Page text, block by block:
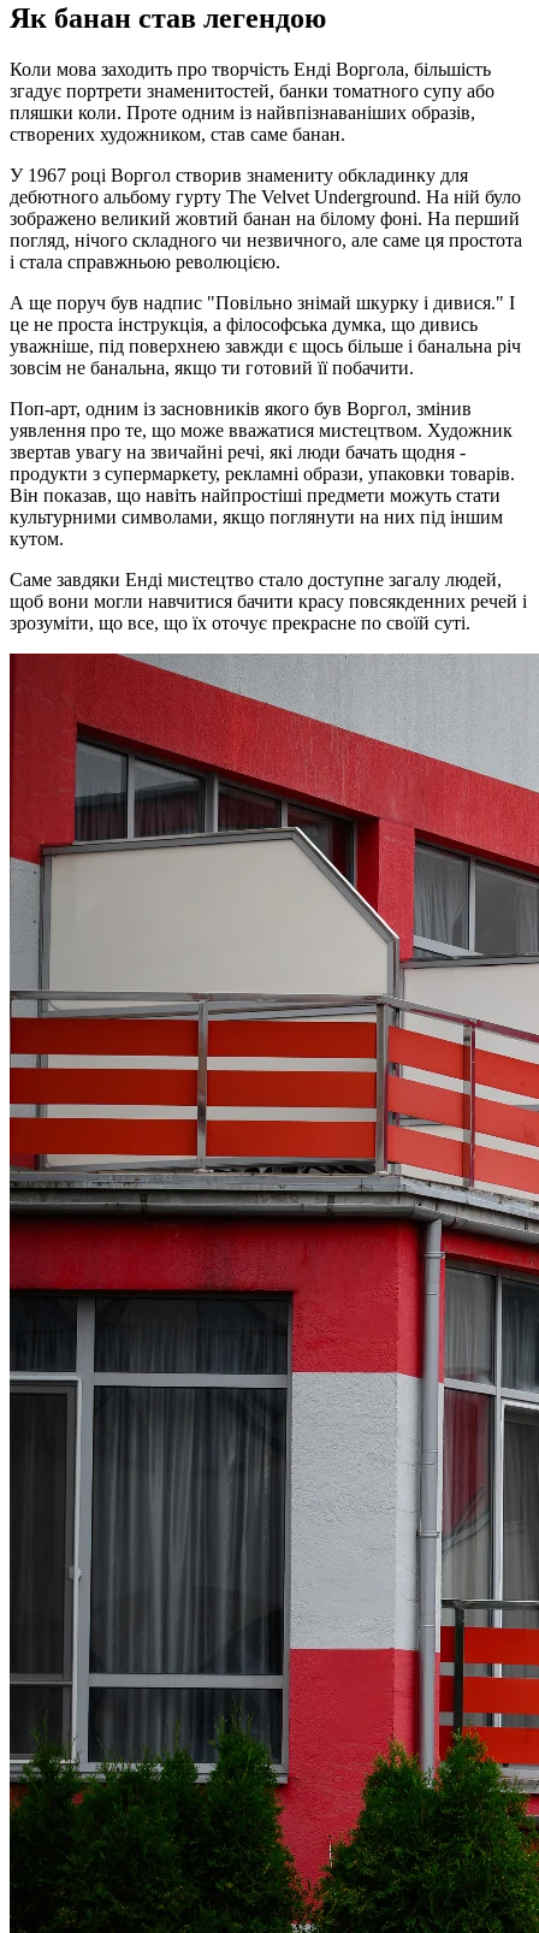
Як банан став легендою
Коли мова заходить про творчість Енді Воргола, більшість
згадує портрети знаменитостей, банки томатного супу або
пляшки коли. Проте одним із найвпізнаваніших образів,
створених художником, став саме банан.
У 1967 році Воргол створив знамениту обкладинку для
дебютного альбому гурту The Velvet Underground. На ній було
зображено великий жовтий банан на білому фоні. На перший
погляд, нічого складного чи незвичного, але саме ця простота
і стала справжньою революцією.
А ще поруч був надпис "Повільно знімай шкурку і дивися." І
це не проста інструкція, а філософська думка, що дивись
уважніше, під поверхнею завжди є щось більше і банальна річ
зовсім не банальна, якщо ти готовий її побачити.
Поп-арт, одним із засновників якого був Воргол, змінив
уявлення про те, що може вважатися мистецтвом. Художник
звертав увагу на звичайні речі, які люди бачать щодня -
продукти з супермаркету, рекламні образи, упаковки товарів.
Він показав, що навіть найпростіші предмети можуть стати
культурними символами, якщо поглянути на них під іншим
кутом.
Саме завдяки Енді мистецтво стало доступне загалу людей,
щоб вони могли навчитися бачити красу повсякденних речей і
зрозуміти, що все, що їх оточує прекрасне по своїй суті.